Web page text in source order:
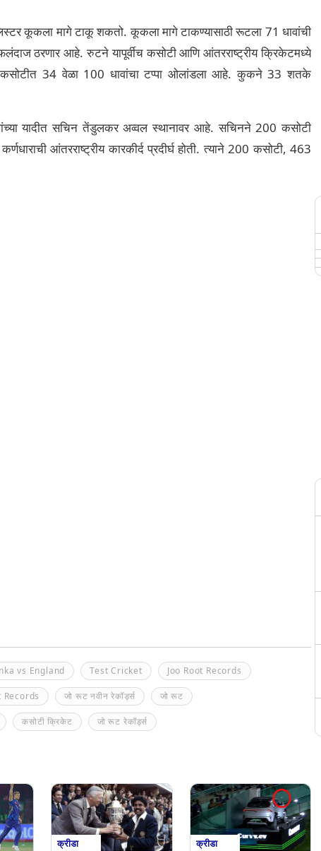
कूकला मागे टाकू शकतो. कूकला मागे टाकण्यासाठी रूटला 71 धावांची
ठरणार आहे. रुटने यापूर्वीच कसोटी आणि आंतरराष्ट्रीय क्रिकेटमध्ये
कसोटीत 34 वेळा 100 धावांचा टप्पा ओलांडला आहे. कुकने 33 शतके
यादीत सचिन तेंडुलकर अव्वल स्थानावर आहे. सचिनने 200 कसोटी
आंतरराष्ट्रीय कारकीर्द प्रदीर्घ होती. त्याने 200 कसोटी, 463
vs England Test Cricket Joo Root Records
Records जो रूट नवीन रेकॉर्ड्स जो रूट
कसोटी क्रिकेट जो रूट रेकॉर्ड्स
क्रीडा क्रीडा